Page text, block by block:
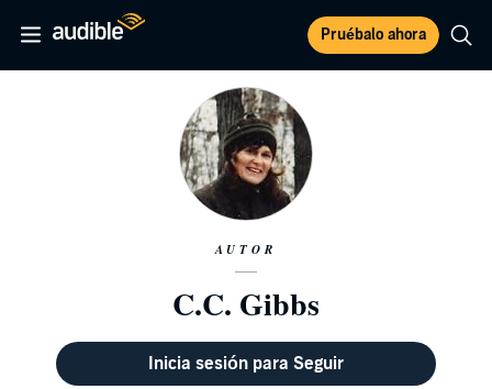
Pruébalo ahora
AUTOR
C.C. Gibbs
Inicia sesión para Seguir